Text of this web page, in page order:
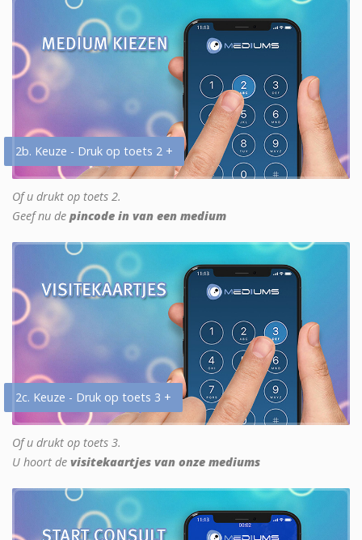
2b. Keuze - Druk op toets 2 +
Of u drukt op toets 2.
Geef nu de pincode in van een medium
2c. Keuze - Druk op toets 3 +
Of u drukt op toets 3.
U hoort de visitekaartjes van onze mediums